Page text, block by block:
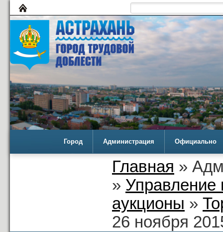
Город Администрация Официально
Главная »
» Управление
аукционы »
26 ноября